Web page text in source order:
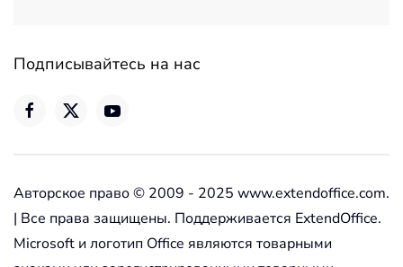
Подписывайтесь на нас
Авторское право © 2009 - 2025 www.extendoffice.com.
| Все права защищены. Поддерживается ExtendOffice.
Microsoft и логотип Office являются товарными